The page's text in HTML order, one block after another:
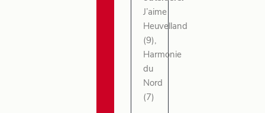
J’aime
Heuvelland
(9),
Harmonie
du
Nord
(7)